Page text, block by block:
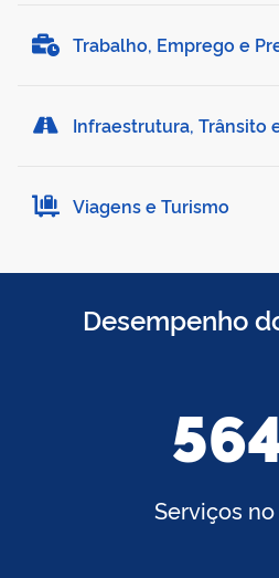
Trabalho, Emprego e
Infraestrutura, Trânsito
Viagens e Turismo
Desempenho
Serviços